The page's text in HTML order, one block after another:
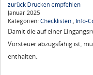
zurück Druckenempfehlen
Januar 2025
Kategorien:Checklisten , Info-
Damit die auf einer
Vorsteuer abzugsfähig ist,
enthalten.